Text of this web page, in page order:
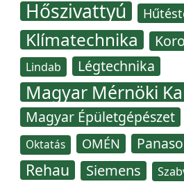
Hőszivattyú
Klímatechnika
Lindab Légtechnika
Magyar Mérnöki
Magyar Épületgépészet
Oktatás OMÉN
Rehau Siemens